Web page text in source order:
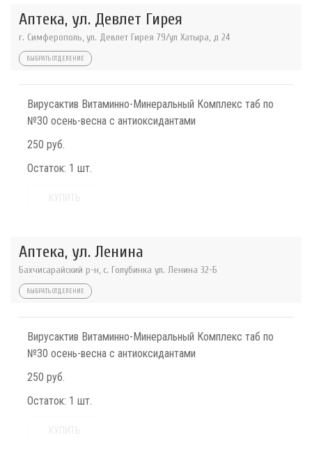
Аптека, ул. Девлет Гирея
г. Симферополь, ул. Девлет Гирея 79/ул Хатыра, д 24
ВЫБРАТЬ ОТДЕЛЕНИЕ
Вирусактив Витаминно-Минеральный Комплекс таб по
№30 осень-весна с антиоксидантами
250 руб.
Остаток: 1 шт.
Аптека, ул. Ленина
Бахчисарайский р-н, с. Голубинка ул. Ленина 32-Б
ВЫБРАТЬ ОТДЕЛЕНИЕ
Вирусактив Витаминно-Минеральный Комплекс таб по
№30 осень-весна с антиоксидантами
250 руб.
Остаток: 1 шт.